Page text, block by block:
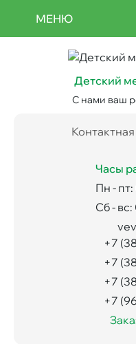
основному
содержанию
МЕНЮ
Детский
С нами ваш
Часы
Пн -
Сб -
+7
+7
+7
+7